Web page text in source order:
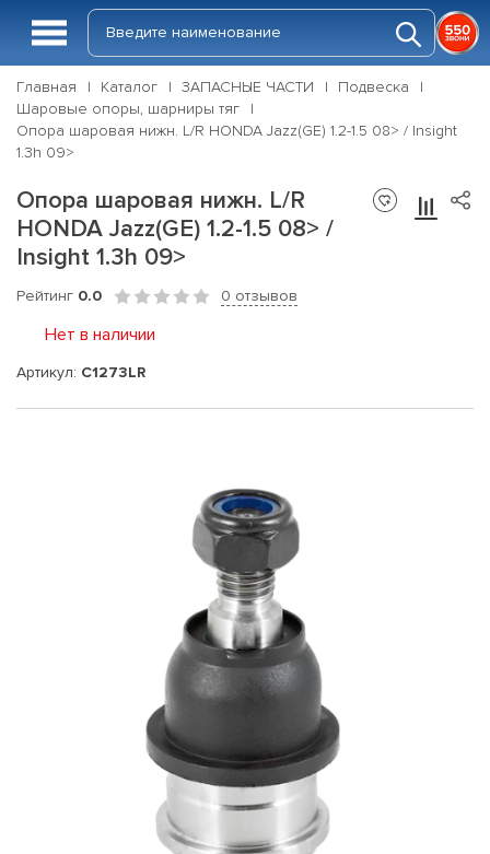
Главная Каталог ЗАПАСНЫЕ ЧАСТИ
Подвеска
Шаровые опоры, шарниры тяг
Опора шаровая нижн. L/R HONDA Jazz(GE) 1.2-1.5 08> / Insight
1.3h 09>
Опора шаровая нижн. L/R
HONDA Jazz(GE) 1.2-1.5 08> /
Insight 1.3h 09>
Рейтинг 0.0 0 отзывов
Нет в наличии
Артикул: C1273LR